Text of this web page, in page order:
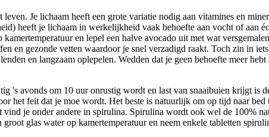
Je lichaam heeft een grote variatie nodig aan vitamines en
heeft je lichaam in werkelijkheid vaak behoefte aan vocht of aan
en lepel een halve avocado uit met wat
en gezonde vetten waardoor je snel verzadigd raakt. Toch zin in
en langzaam oplepelen. Wedden dat je geen behoefte meer hebt
's avonds om 10 uur onrustig wordt en last van snaaibuien krijgt is
het feit dat je moe wordt. Het beste is natuurlijk om op tijd naar
vind je onder andere in spirulina. Spirulina wordt ook wel de 100%
groot glas water op kamertemperatuur en neem enkele tabletten